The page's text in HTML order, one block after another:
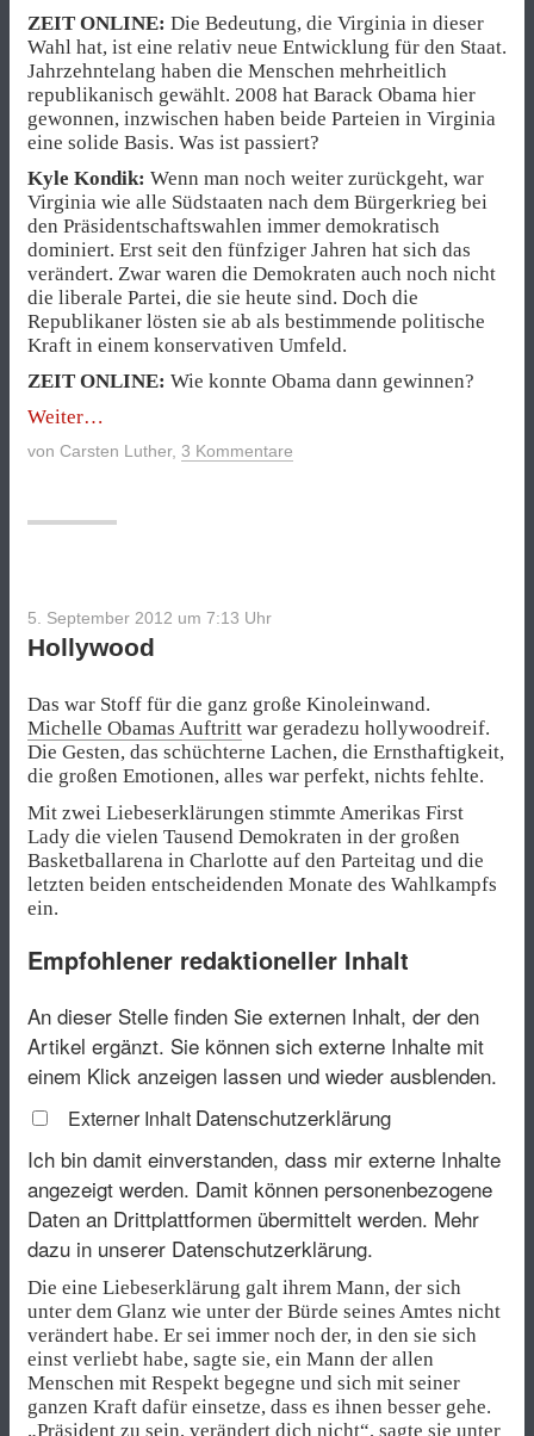
ZEIT ONLINE: Die Bedeutung, die Virginia in dieser
Wahl hat, ist eine relativ neue Entwicklung für den Staat.
Jahrzehntelang haben die Menschen mehrheitlich
republikanisch gewählt. 2008 hat Barack Obama hier
gewonnen, inzwischen haben beide Parteien in Virginia
eine solide Basis. Was ist passiert?
Kyle Kondik: Wenn man noch weiter zurückgeht, war
Virginia wie alle Südstaaten nach dem Bürgerkrieg bei
den Präsidentschaftswahlen immer demokratisch
dominiert. Erst seit den fünfziger Jahren hat sich das
verändert. Zwar waren die Demokraten auch noch nicht
die liberale Partei, die sie heute sind. Doch die
Republikaner lösten sie ab als bestimmende politische
Kraft in einem konservativen Umfeld.
ZEIT ONLINE: Wie konnte Obama dann gewinnen?
Weiter„Obama
gewinnt
die
gewinnt“
von Carsten Luther, 3 Kommentare
5. September 2012 um 7:13 Uhr
Hollywood
Das war Stoff für die ganz große Kinoleinwand.
Michelle Obamas Auftritt war geradezu hollywoodreif.
Die Gesten, das schüchterne Lachen, die Ernsthaftigkeit,
die großen Emotionen, alles war perfekt, nichts fehlte.
Mit zwei Liebeserklärungen stimmte Amerikas First
Lady die vielen Tausend Demokraten in der großen
Basketballarena in Charlotte auf den Parteitag und die
letzten beiden entscheidenden Monate des Wahlkampfs
ein.
Empfohlener redaktioneller Inhalt
An dieser Stelle finden Sie externen Inhalt, der den
Artikel ergänzt. Sie können sich externe Inhalte mit
einem Klick anzeigen lassen und wieder ausblenden.
Externer Inhalt Datenschutzerklärung
Ich bin damit einverstanden, dass mir externe Inhalte
angezeigt werden. Damit können personenbezogene
Daten an Drittplattformen übermittelt werden. Mehr
dazu in unserer Datenschutzerklärung.
Die eine Liebeserklärung galt ihrem Mann, der sich
unter dem Glanz wie unter der Bürde seines Amtes nicht
verändert habe. Er sei immer noch der, in den sie sich
einst verliebt habe, sagte sie, ein Mann der allen
Menschen mit Respekt begegne und sich mit seiner
ganzen Kraft dafür einsetze, dass es ihnen besser gehe.
„Präsident zu sein, verändert dich nicht“, sagte sie unter